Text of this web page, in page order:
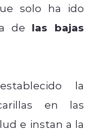
solo ha ido
de las bajas
la
en las
e instan a la